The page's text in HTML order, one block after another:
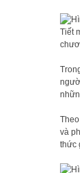
Tiết
và
thức